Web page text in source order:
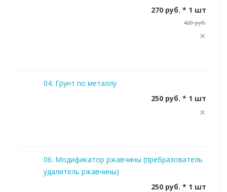
270 руб. * 1 шт
420 руб.
04. Грунт по металлу
250 руб. * 1 шт
06. Модификатор ржавчины (пребразователь
удалитель ржавчины)
250 руб. * 1 шт